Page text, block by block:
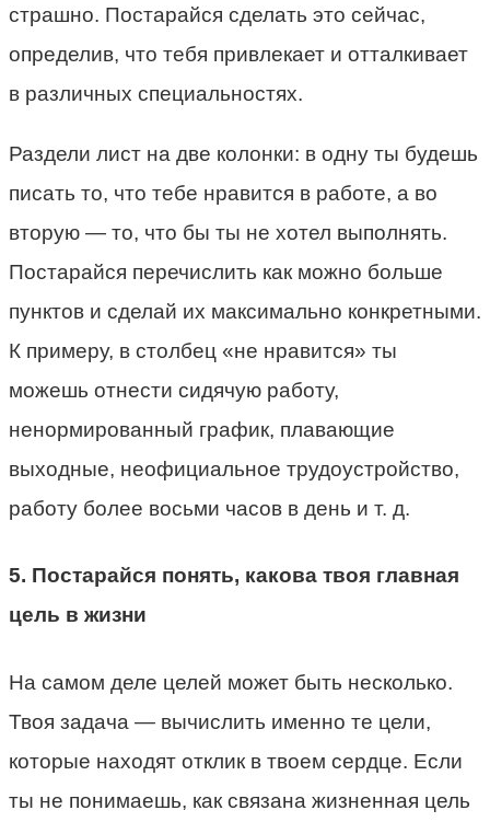
страшно. Постарайся сделать это сейчас,
определив, что тебя привлекает и отталкивает
в различных специальностях.
Раздели лист на две колонки: в одну ты будешь
писать то, что тебе нравится в работе, а во
вторую — то, что бы ты не хотел выполнять.
Постарайся перечислить как можно больше
пунктов и сделай их максимально конкретными.
К примеру, в столбец «не нравится» ты
можешь отнести сидячую работу,
ненормированный график, плавающие
выходные, неофициальное трудоустройство,
работу более восьми часов в день и т. д.
5. Постарайся понять, какова твоя главная
цель в жизни
На самом деле целей может быть несколько.
Твоя задача — вычислить именно те цели,
которые находят отклик в твоем сердце. Если
ты не понимаешь, как связана жизненная цель